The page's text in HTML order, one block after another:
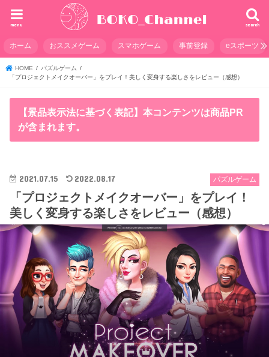
search
menu
ホーム おススメゲーム スマホゲーム 事前登録 eスポーツ
HOME
パズルゲーム
「プロジェクトメイクオーバー」をプレイ！美しく変身する楽しさをレビュー（感想）
【景品表示法に基づく表記】本コンテンツは商品PR
が含まれます。
パズルゲーム
2021.07.15 2022.08.17
「プロジェクトメイクオーバー」をプレイ！
美しく変身する楽しさをレビュー（感想）